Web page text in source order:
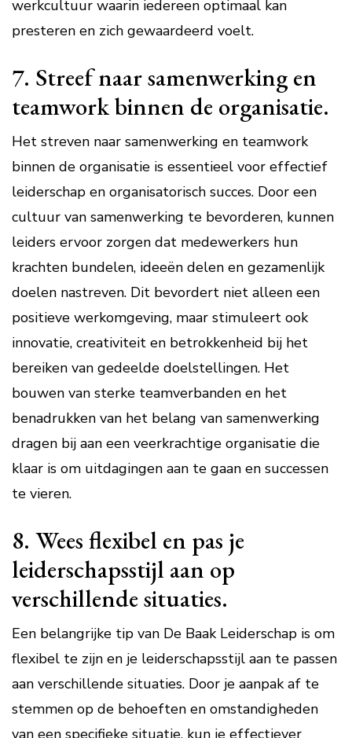
werkcultuur waarin iedereen optimaal kan
presteren en zich gewaardeerd voelt.
7. Streef naar samenwerking en
teamwork binnen de organisatie.
Het streven naar samenwerking en teamwork
binnen de organisatie is essentieel voor effectief
leiderschap en organisatorisch succes. Door een
cultuur van samenwerking te bevorderen, kunnen
leiders ervoor zorgen dat medewerkers hun
krachten bundelen, ideeën delen en gezamenlijk
doelen nastreven. Dit bevordert niet alleen een
positieve werkomgeving, maar stimuleert ook
innovatie, creativiteit en betrokkenheid bij het
bereiken van gedeelde doelstellingen. Het
bouwen van sterke teamverbanden en het
benadrukken van het belang van samenwerking
dragen bij aan een veerkrachtige organisatie die
klaar is om uitdagingen aan te gaan en successen
te vieren.
8. Wees flexibel en pas je
leiderschapsstijl aan op
verschillende situaties.
Een belangrijke tip van De Baak Leiderschap is om
flexibel te zijn en je leiderschapsstijl aan te passen
aan verschillende situaties. Door je aanpak af te
stemmen op de behoeften en omstandigheden
van een specifieke situatie, kun je effectiever